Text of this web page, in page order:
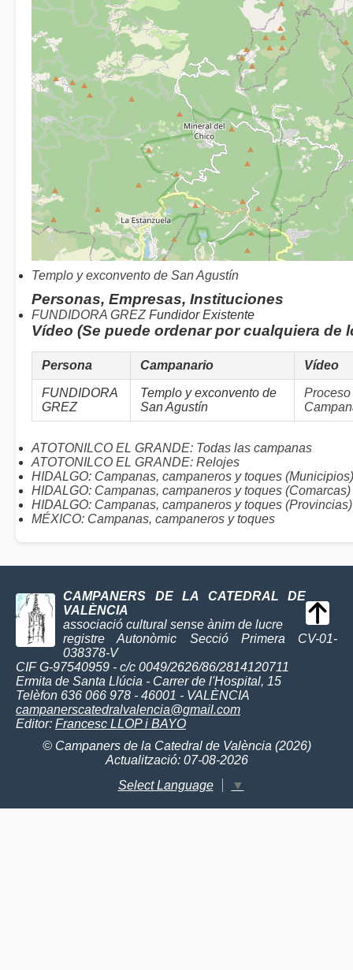
Templo y exconvento de San Agustín
Personas, Empresas, Instituciones
FUNDIDORA GREZ Fundidor Existente
Vídeo (Se puede ordenar por cualquiera de
Persona Campanario Vídeo
FUNDIDORA
GREZ
Templo y exconvento de
San Agustín
ATOTONILCO EL GRANDE: Todas las campanas
ATOTONILCO EL GRANDE: Relojes
HIDALGO: Campanas, campaneros y toques (Municipios)
HIDALGO: Campanas, campaneros y toques (Comarcas)
HIDALGO: Campanas, campaneros y toques (Provincias)
MÉXICO: Campanas, campaneros y toques
CAMPANERS DE LA CATEDRAL DE
VALÈNCIA
associació cultural sense ànim de lucre
registre Autonòmic Secció Primera CV-01-
038378-V
CIF G-97540959 - c/c 0049/2626/86/2814120711
Ermita de Santa Llúcia - Carrer de l'Hospital, 15
Telèfon 636 066 978 - 46001 - VALÈNCIA
campanerscatedralvalencia@gmail.com
Editor: Francesc LLOP i BAYO
© Campaners de la Catedral de València (2026)
Actualització: 07-08-2026
Select Language
▼